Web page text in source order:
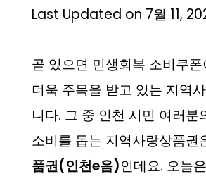
Last Updated on 7월 11,
곧 있으면 민생회복 소비쿠
더욱 주목을 받고 있는 지역
니다. 그 중 인천 시민 여러분
소비를 돕는 지역사랑상품권
품권(인천e음)인데요. 오늘